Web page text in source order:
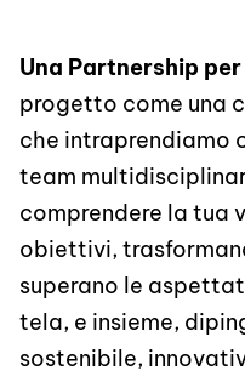
Una Partnership
progetto come una
che intraprendiamo
team
comprendere la tua
obiettivi,
superano le
tela, e insieme,
sostenibile,